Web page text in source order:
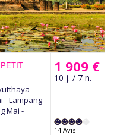
1 909 €
10 j. / 7 n.
14 Avis
-
- Lampang -
Mai -